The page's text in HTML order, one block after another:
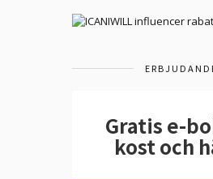
Gratis e-
kost och